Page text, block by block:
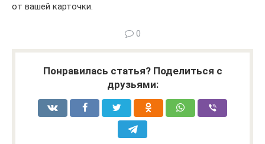
от вашей карточки.
0
Понравилась статья? Поделиться с
друзьями: